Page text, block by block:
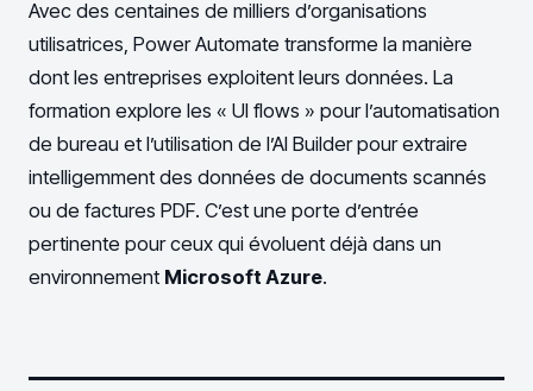
Avec des centaines de milliers d’organisations
utilisatrices, Power Automate transforme la manière
dont les entreprises exploitent leurs données. La
formation explore les « UI flows » pour l’automatisation
de bureau et l’utilisation de l’AI Builder pour extraire
intelligemment des données de documents scannés
ou de factures PDF. C’est une porte d’entrée
pertinente pour ceux qui évoluent déjà dans un
environnement Microsoft Azure.